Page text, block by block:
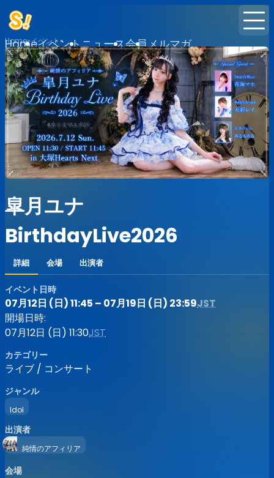
Homeイベントニュース会員メルマガ
Home イベント
皐月ユナ
BirthdayLive2026
詳細 会場 出演者
イベント日時
07月12日 (日) 11:45 – 07月19日 (日) 23:59JST
開場日時:
07月12日 (日) 11:30JST
カテゴリー
ライブ / コンサート
ジャンル
Idol
出演者
純情のアフィリア
会場